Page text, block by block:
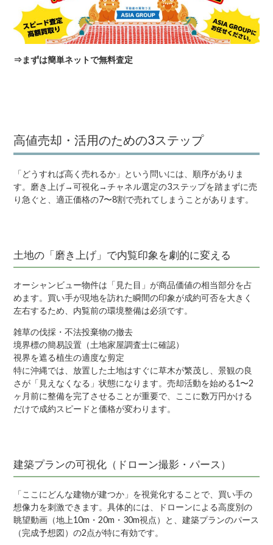
⇒まずは簡単ネットで無料査定
高値売却・活用のための3ステップ
「どうすれば高く売れるか」という問いには、順序がありま
す。磨き上げ→可視化→チャネル選定の3ステップを踏まずに売
り急ぐと、適正価格の7〜8割で売れてしまうことがあります。
土地の「磨き上げ」で内覧印象を劇的に変える
オーシャンビュー物件は「見た目」が商品価値の相当部分を占
めます。買い手が現地を訪れた瞬間の印象が成約可否を大きく
左右するため、内覧前の環境整備は必須です。
雑草の伐採・不法投棄物の撤去
境界標の簡易設置（土地家屋調査士に確認）
視界を遮る植生の適度な剪定
特に沖縄では、放置した土地はすぐに草木が繁茂し、景観の良
さが「見えなくなる」状態になります。売却活動を始める1〜2
ヶ月前に整備を完了させることが重要で、ここに数万円かける
だけで成約スピードと価格が変わります。
建築プランの可視化（ドローン撮影・パース）
「ここにどんな建物が建つか」を視覚化することで、買い手の
想像力を刺激できます。具体的には、ドローンによる高度別の
眺望動画（地上10m・20m・30m視点）と、建築プランのパース
（完成予想図）の2点が特に有効です。